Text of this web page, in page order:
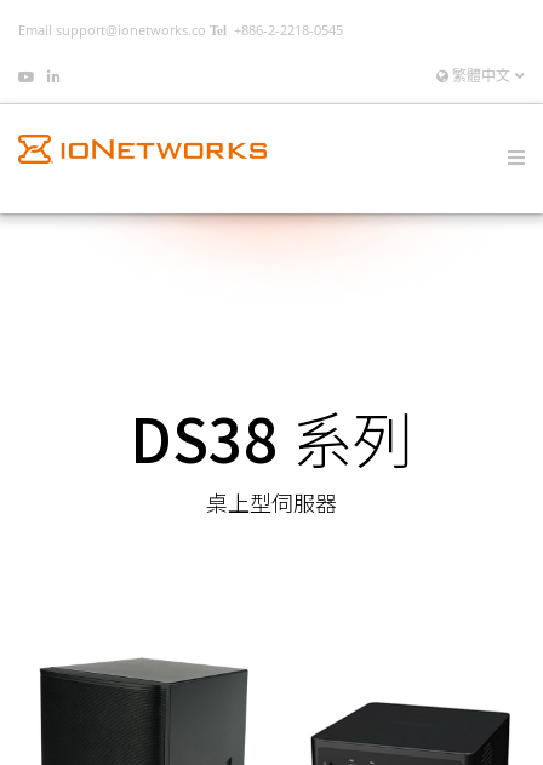
+886-2-2218-0545
Email support@ionetworks.co
繁體中文
DS38 系列
桌上型伺服器